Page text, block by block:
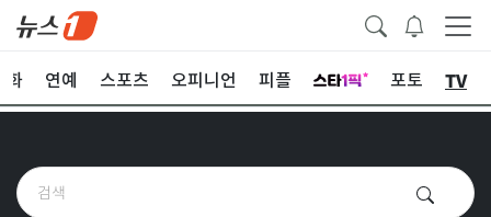
화 연예 스포츠 오피니언 피플 포토 TV